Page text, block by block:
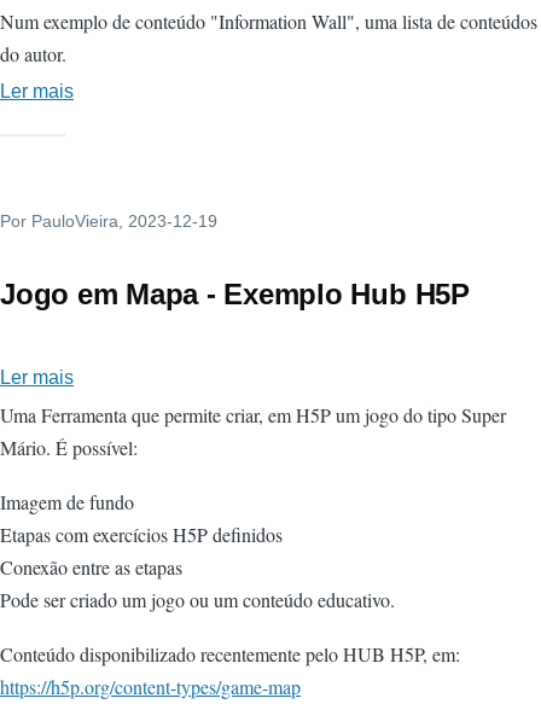
Num exemplo de conteúdo "Information Wall", uma lista de conteúdos
do autor.
Ler mais
-
LAB
Por PauloVieira , 2023-12-19
Jogo em Mapa - Exemplo Hub H5P
Ler mais
Jogo
em
-
Exemplo
Hub
H5P
Uma Ferramenta que permite criar, em H5P um jogo do tipo Super
Mário. É possível:
Imagem de fundo
Etapas com exercícios H5P definidos
Conexão entre as etapas
Pode ser criado um jogo ou um conteúdo educativo.
Conteúdo disponibilizado recentemente pelo HUB H5P, em:
https://h5p.org/content-types/game-map